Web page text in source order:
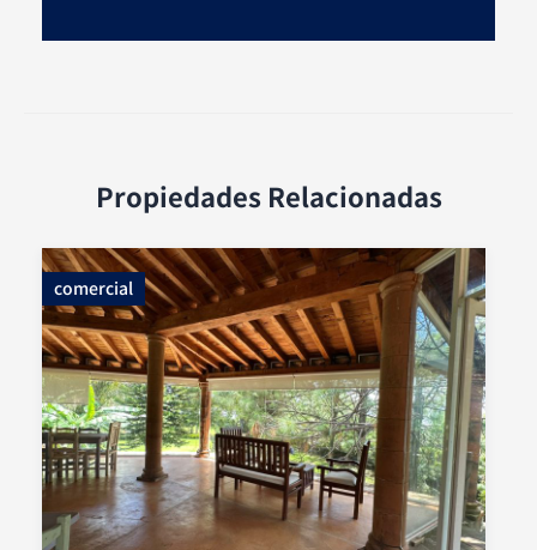
Propiedades Relacionadas
comercial